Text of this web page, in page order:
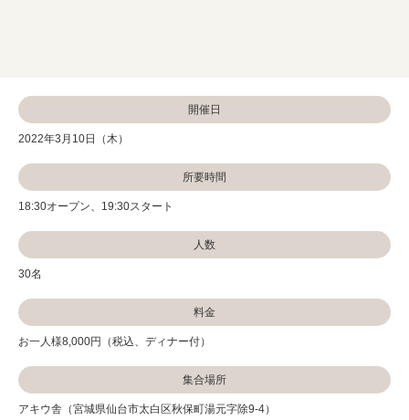
開催日
2022年3月10日（木）
所要時間
18:30オープン、19:30スタート
人数
30名
料金
お一人様8,000円（税込、ディナー付）
集合場所
アキウ舎（宮城県仙台市太白区秋保町湯元字除9-4）